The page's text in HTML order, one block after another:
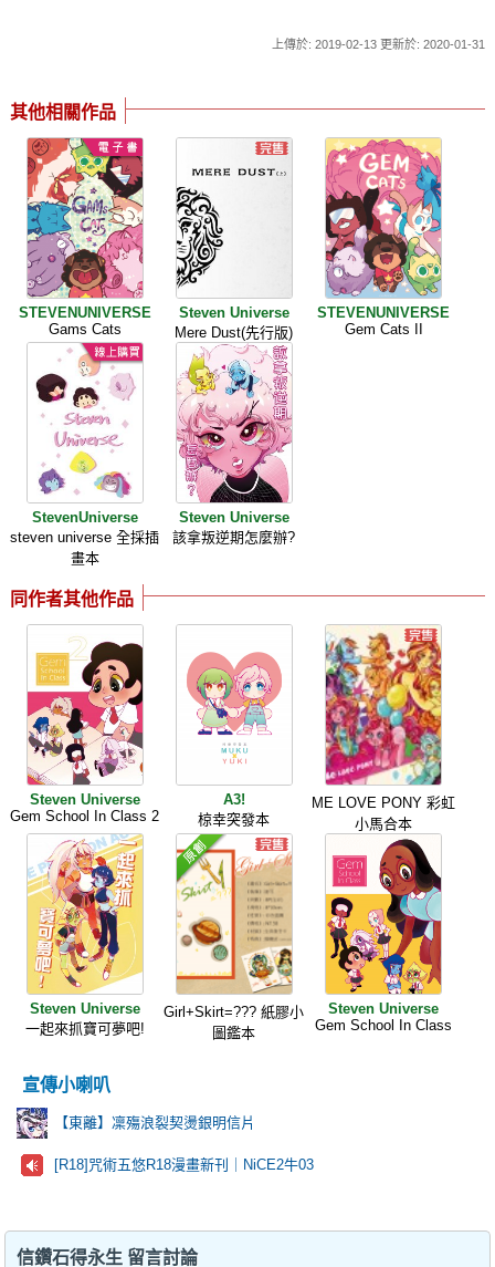
上傳於: 2019-02-13 更新於: 2020-01-31
其他相關作品
STEVENUNIVERSE
Gams Cats
Steven Universe
Mere Dust(先行版)
STEVENUNIVERSE
Gem Cats II
StevenUniverse
steven universe 全採插
畫本
Steven Universe
該拿叛逆期怎麼辦?
同作者其他作品
Steven Universe
Gem School In Class 2
A3!
椋幸突發本
ME LOVE PONY 彩虹
小馬合本
Steven Universe
一起來抓寶可夢吧!
Girl+Skirt=??? 紙膠小
圖鑑本
Steven Universe
Gem School In Class
宣傳小喇叭
【東離】凜殤浪裂契燙銀明信片
[R18]咒術五悠R18漫畫新刊｜NiCE2牛03
信鑽石得永生 留言討論